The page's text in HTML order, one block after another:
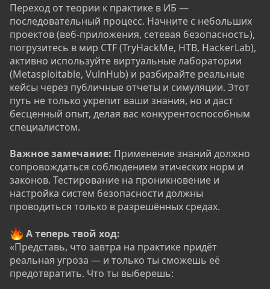
Переход от теории к практике в ИБ —
последовательный процесс. Начните с небольших
проектов (веб-приложения, сетевая безопасность),
погрузитесь в мир CTF (TryHackMe, HTB, HackerLab),
активно используйте виртуальные лаборатории
(Metasploitable, VulnHub) и разбирайте реальные
кейсы через публичные отчеты и симуляции. Этот
путь не только укрепит ваши знания, но и даст
бесценный опыт, делая вас конкурентоспособным
специалистом.
Важное замечание: Применение знаний должно
сопровождаться соблюдением этических норм и
законов. Тестирование на проникновение и
настройка систем безопасности должны
проводиться только в разрешённых средах.
А теперь твой ход:
«Представь, что завтра на практике придёт
реальная угроза — и только ты сможешь её
предотвратить. Что ты выберешь: